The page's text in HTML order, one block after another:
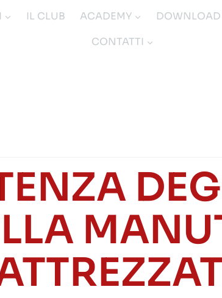
IL CLUB ACADEMY
DOWNLOAD
CONTATTI